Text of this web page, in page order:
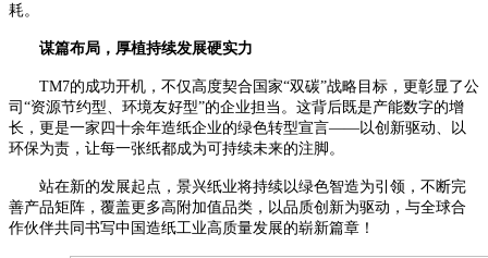
耗。
谋篇布局，厚植持续发展硬实力
TM7的成功开机，不仅高度契合国家“双碳”战略目标，更彰显了公
司“资源节约型、环境友好型”的企业担当。这背后既是产能数字的增
长，更是一家四十余年造纸企业的绿色转型宣言——以创新驱动、以
环保为责，让每一张纸都成为可持续未来的注脚。
站在新的发展起点，景兴纸业将持续以绿色智造为引领，不断完
善产品矩阵，覆盖更多高附加值品类，以品质创新为驱动，与全球合
作伙伴共同书写中国造纸工业高质量发展的崭新篇章！